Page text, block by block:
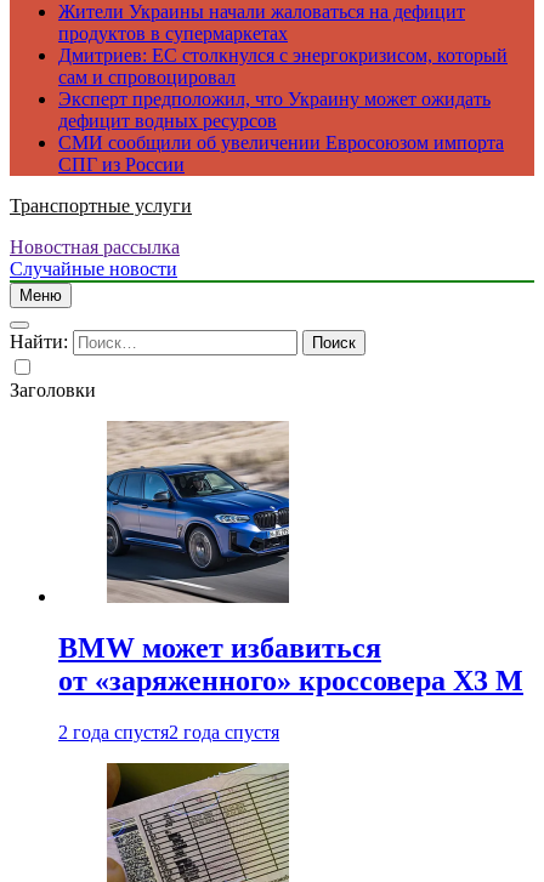
Жители Украины начали жаловаться на дефицит
продуктов в супермаркетах
Дмитриев: ЕС столкнулся с энергокризисом, который
сам и спровоцировал
Эксперт предположил, что Украину может ожидать
дефицит водных ресурсов
СМИ сообщили об увеличении Евросоюзом импорта
СПГ из России
Транспортные услуги
Новостная рассылка
Случайные новости
Меню
Найти:
Заголовки
BMW может избавиться
от «заряженного» кроссовера X3 M
2 года спустя2 года спустя